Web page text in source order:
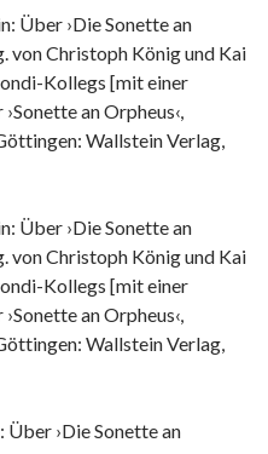
Über ›Die Sonette an
von Christoph König und Kai
Kollegs [mit einer
an Orpheus‹,
Wallstein Verlag,
Über ›Die Sonette an
von Christoph König und Kai
Kollegs [mit einer
an Orpheus‹,
Wallstein Verlag,
Über ›Die Sonette an